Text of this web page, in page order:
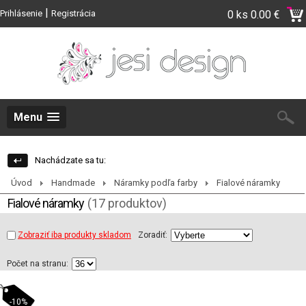
Prihlásenie | Registrácia 0 ks 0.00 €
Menu
Nachádzate sa tu:
Úvod Handmade Náramky podľa farby Fialové náramky
Fialové náramky (17 produktov)
Zobraziť iba produkty skladom Zoradiť:
Počet na stranu:
-10%